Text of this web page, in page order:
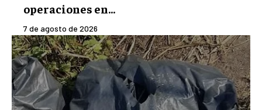
operaciones en...
7 de agosto de 2026